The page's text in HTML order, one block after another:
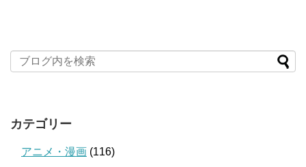
カテゴリー
アニメ・漫画 (116)